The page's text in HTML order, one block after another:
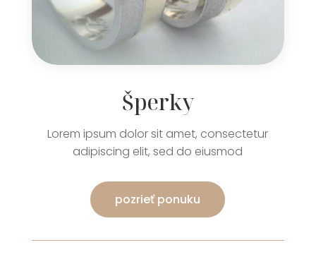
Šperky
Lorem ipsum dolor sit amet, consectetur
adipiscing elit, sed do eiusmod
pozrieť ponuku